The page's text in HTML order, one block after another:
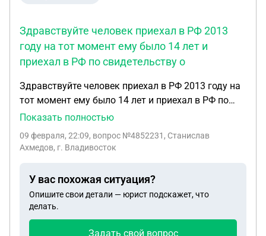
Здравствуйте человек приехал в РФ 2013
году на тот момент ему было 14 лет и
приехал в РФ по свидетельству о
Здравствуйте человек приехал в РФ 2013 году на
тот момент ему было 14 лет и приехал в РФ по
свидетельству о рождении Украины сейчас он
сделали паспорт РФ он попал в места лешения
Показать полностью
09 февраля, 22:09, вопрос №4852231, Станислав
Ахмедов, г. Владивосток
У вас похожая ситуация?
Опишите свои детали — юрист подскажет, что
делать.
Задать свой вопрос